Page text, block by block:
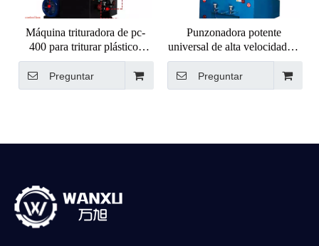
Máquina trituradora de pc-
400 para triturar plástico,
máquina trituradora de
plástico
Preguntar
Punzonadora potente
universal de alta velocidad de
PVC/PP, trituradora, plástico
PVC de poco ruido
Preguntar